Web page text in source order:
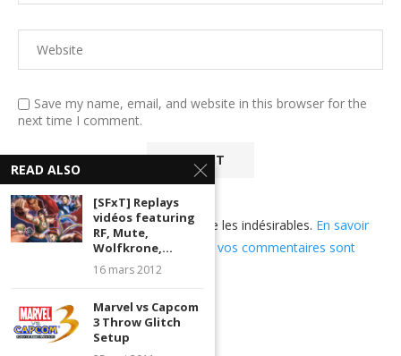
Save my name, email, and website in this browser for the
next time I comment.
Ce site utilise Akismet pour réduire les indésirables. En savoir
plus sur comment les données de vos commentaires sont
READ ALSO
[SFxT] Replays
vidéos featuring
RF, Mute,
Wolfkrone,...
16 mars 2012
Marvel vs Capcom
3 Throw Glitch
Setup